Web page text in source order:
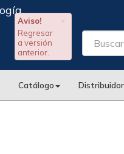
×
Aviso!
Regresar
a versión
anterior.
Catálogo